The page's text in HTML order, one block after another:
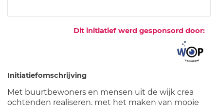
Dit initiatief werd gesponsord door:
Initiatiefomschrijving
Met buurtbewoners en mensen uit de wijk crea
ochtenden realiseren. met het maken van mooie